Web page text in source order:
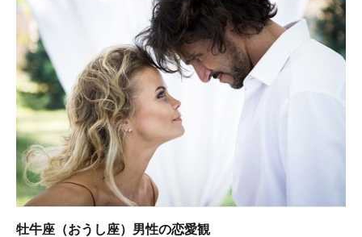
牡牛座（おうし座）男性の恋愛観